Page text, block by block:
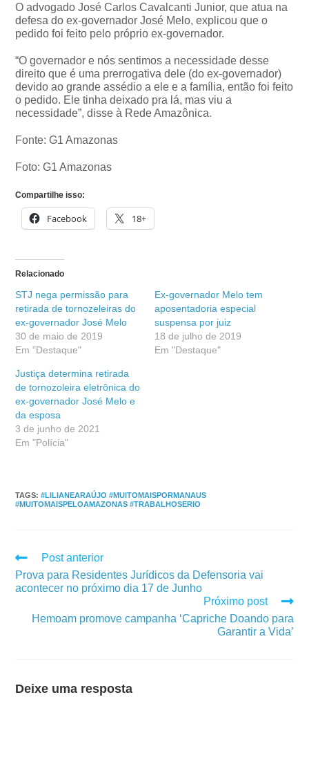
O advogado José Carlos Cavalcanti Junior, que atua na
defesa do ex-governador José Melo, explicou que o
pedido foi feito pelo próprio ex-governador.
“O governador e nós sentimos a necessidade desse
direito que é uma prerrogativa dele (do ex-governador)
devido ao grande assédio a ele e a família, então foi feito
o pedido. Ele tinha deixado pra lá, mas viu a
necessidade”, disse à Rede Amazônica.
Fonte: G1 Amazonas
Foto: G1 Amazonas
Compartilhe isso:
Facebook 18+
Relacionado
STJ nega permissão para
retirada de tornozeleiras do
ex-governador José Melo
30 de maio de 2019
Em "Destaque"
Ex-governador Melo tem
aposentadoria especial
suspensa por juiz
18 de julho de 2019
Em "Destaque"
Justiça determina retirada
de tornozoleira eletrônica do
ex-governador José Melo e
da esposa
3 de junho de 2021
Em "Polícia"
TAGS:#LILIANEARAÚJO #MUITOMAISPORMANAUS
#MUITOMAISPELOAMAZONAS #TRABALHOSERIO
Post anterior
Prova para Residentes Jurídicos da Defensoria vai
acontecer no próximo dia 17 de Junho
Próximo post
Hemoam promove campanha ‘Capriche Doando para
Garantir a Vida’
Deixe uma resposta